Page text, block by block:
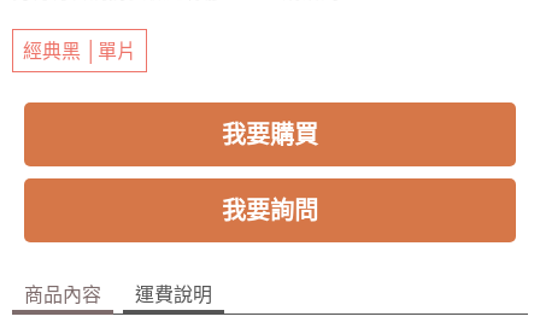
經典黑 │單片
我要購買
我要詢問
商品內容 運費說明